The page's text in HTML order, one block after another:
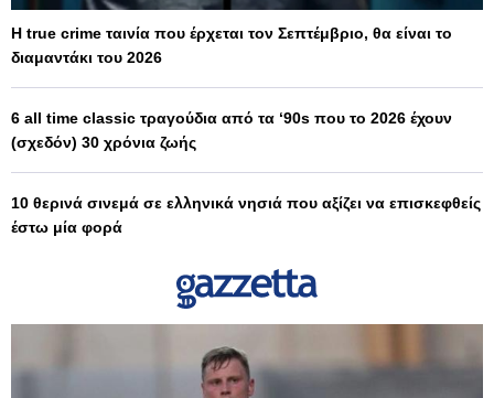
Η true crime ταινία που έρχεται τον Σεπτέμβριο, θα είναι το
διαμαντάκι του 2026
6 all time classic τραγούδια από τα ‘90s που το 2026 έχουν
(σχεδόν) 30 χρόνια ζωής
10 θερινά σινεμά σε ελληνικά νησιά που αξίζει να επισκεφθείς
έστω μία φορά